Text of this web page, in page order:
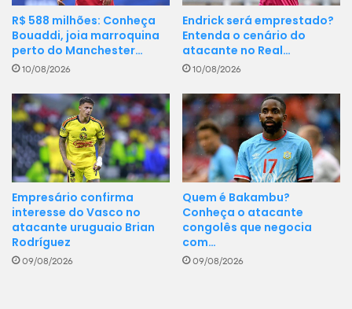
18 Vasco 22 21 5 -8
19 Remo 22 22
Legenda ?
Brasileirão - Série A - Regulamento
Quando dois (ou mais) times empatam em Pontos, as regras de
Vitórias
Saldo de gols
Gols-pró
Confronto direto
R$ 588 milhões: Conheça
Bouaddi, joia marroquina
perto do Manchester…
10/08/2026
Endrick será emprestado?
Entenda o cenário do
atacante no Real…
10/08/2026
Empresário confirma
interesse do Vasco no
atacante uruguaio Brian
Rodríguez
09/08/2026
Quem é Bakambu?
Conheça o atacante
congolês que negocia
com…
09/08/2026